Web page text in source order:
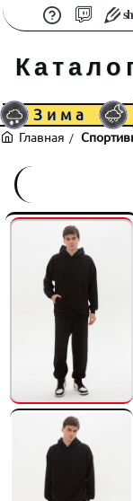
Зима
home